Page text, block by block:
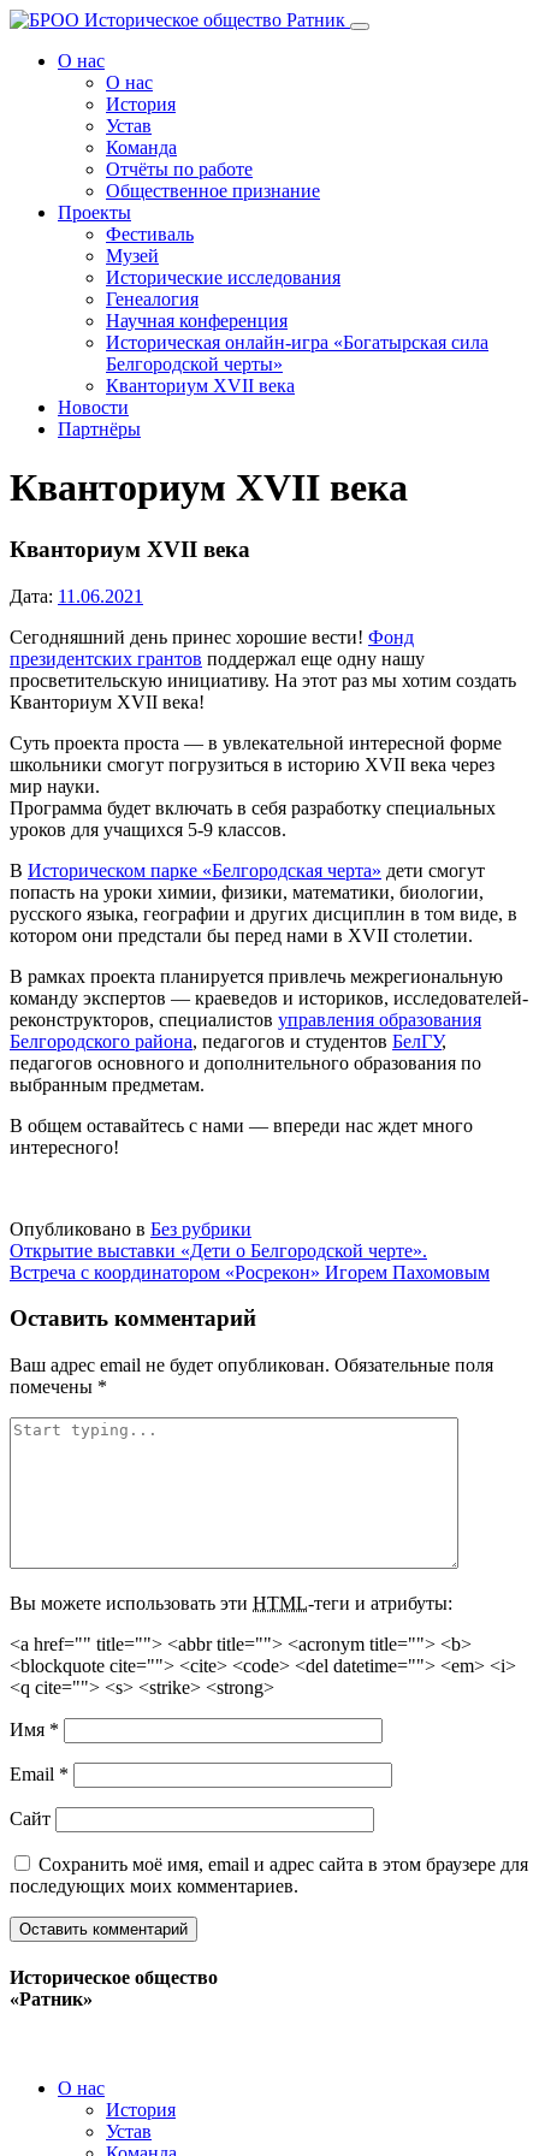
Перейти
содержанию
О нас
О нас
История
Устав
Команда
Отчёты по работе
Общественное признание
Проекты
Фестиваль
Музей
Исторические исследования
Генеалогия
Научная конференция
Историческая онлайн-игра «Богатырская сила
Белгородской черты»
Кванториум XVII века
Новости
Партнёры
Кванториум XVII века
Кванториум XVII века
Дата: 11.06.2021
Сегодняшний день принес хорошие вести! Фонд
президентских грантов поддержал еще одну нашу
просветительскую инициативу. На этот раз мы хотим создать
Кванториум XVII века!
Суть проекта проста — в увлекательной интересной форме
школьники смогут погрузиться в историю XVII века через
мир науки.
Программа будет включать в себя разработку специальных
уроков для учащихся 5-9 классов.
В Историческом парке «Белгородская черта» дети смогут
попасть на уроки химии, физики, математики, биологии,
русского языка, географии и других дисциплин в том виде, в
котором они предстали бы перед нами в XVII столетии.
В рамках проекта планируется привлечь межрегиональную
команду экспертов — краеведов и историков, исследователей-
реконструкторов, специалистов управления образования
Белгородского района, педагогов и студентов БелГУ,
педагогов основного и дополнительного образования по
выбранным предметам.
В общем оставайтесь с нами — впереди нас ждет много
интересного!
Опубликовано в Без рубрики
Навигация
по
записям
Открытие выставки «Дети о Белгородской черте».
Встреча с координатором «Росрекон» Игорем Пахомовым
Оставить комментарий
Ваш адрес email не будет опубликован. Обязательные поля
помечены *
Вы можете использовать эти HTML-теги и атрибуты:
<a href="" title=""> <abbr title=""> <acronym title=""> <b>
<blockquote cite=""> <cite> <code> <del datetime=""> <em> <i>
<q cite=""> <s> <strike> <strong>
Имя *
Email *
Сайт
Сохранить моё имя, email и адрес сайта в этом браузере для
последующих моих комментариев.
Историческое общество
«Ратник»
О нас
История
Устав